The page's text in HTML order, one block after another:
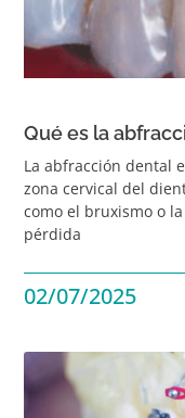
Qué es la
La abfracción dental
zona cervical del
como el bruxismo o
pérdida
02/07/2025